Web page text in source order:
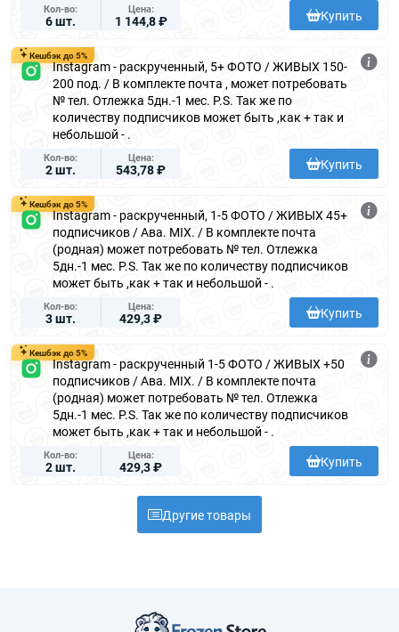
Кол-во
6 шт.
Цена
1 144,8 ₽ Купить
Кешбэк до 5%
Instagram - раскрученный, 5+ ФОТО / ЖИВЫХ 150-
200 под. / В комплекте почта , может потребовать
№ тел. Отлежка 5дн.-1 мес. P.S. Так же по
количеству подписчиков может быть ,как + так и
небольшой - .
Кол-во
2 шт.
Цена
543,78 ₽ Купить
Кешбэк до 5%
Instagram - раскрученный, 1-5 ФОТО / ЖИВЫХ 45+
подписчиков / Ава. MIX. / В комплекте почта
(родная) может потребовать № тел. Отлежка
5дн.-1 мес. P.S. Так же по количеству подписчиков
может быть ,как + так и небольшой - .
Кол-во
3 шт.
Цена
429,3 ₽ Купить
Кешбэк до 5%
Instagram - раскрученный 1-5 ФОТО / ЖИВЫХ +50
подписчиков / Ава. MIX. / В комплекте почта
(родная) может потребовать № тел. Отлежка
5дн.-1 мес. P.S. Так же по количеству подписчиков
может быть ,как + так и небольшой - .
Кол-во
2 шт.
Цена
429,3 ₽ Купить
Другие товары